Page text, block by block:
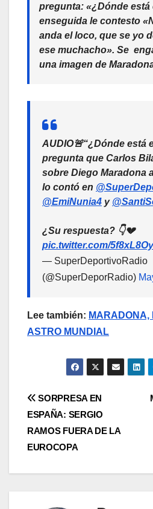
pregunta: «¿Dónde está
enseguida le contesto
anda el loco, que se yo
ese muchacho». Se
una imagen de
AUDIO🚨“¿Dónde está
pregunta que Carlos
sobre Diego Maradona
lo contó en
@EmiNunia4 y
¿Su respuesta? 👇💔
pic.twitter.com/
— SuperDeportivoRadio
(@SuperDeporRadio)
Lee también:
ASTRO MUNDIAL
SORPRESA EN
ESPAÑA: SERGIO
RAMOS FUERA DE LA
EUROCOPA